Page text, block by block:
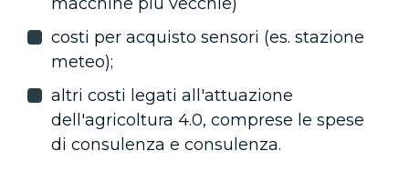
costi per acquisto sensori (es. stazione
meteo);
altri costi legati all'attuazione
dell'agricoltura 4.0, comprese le spese
di consulenza e consulenza.